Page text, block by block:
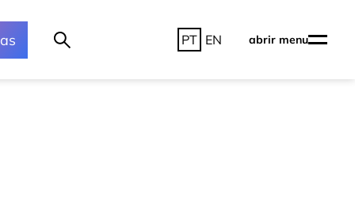
PT EN abrir menu